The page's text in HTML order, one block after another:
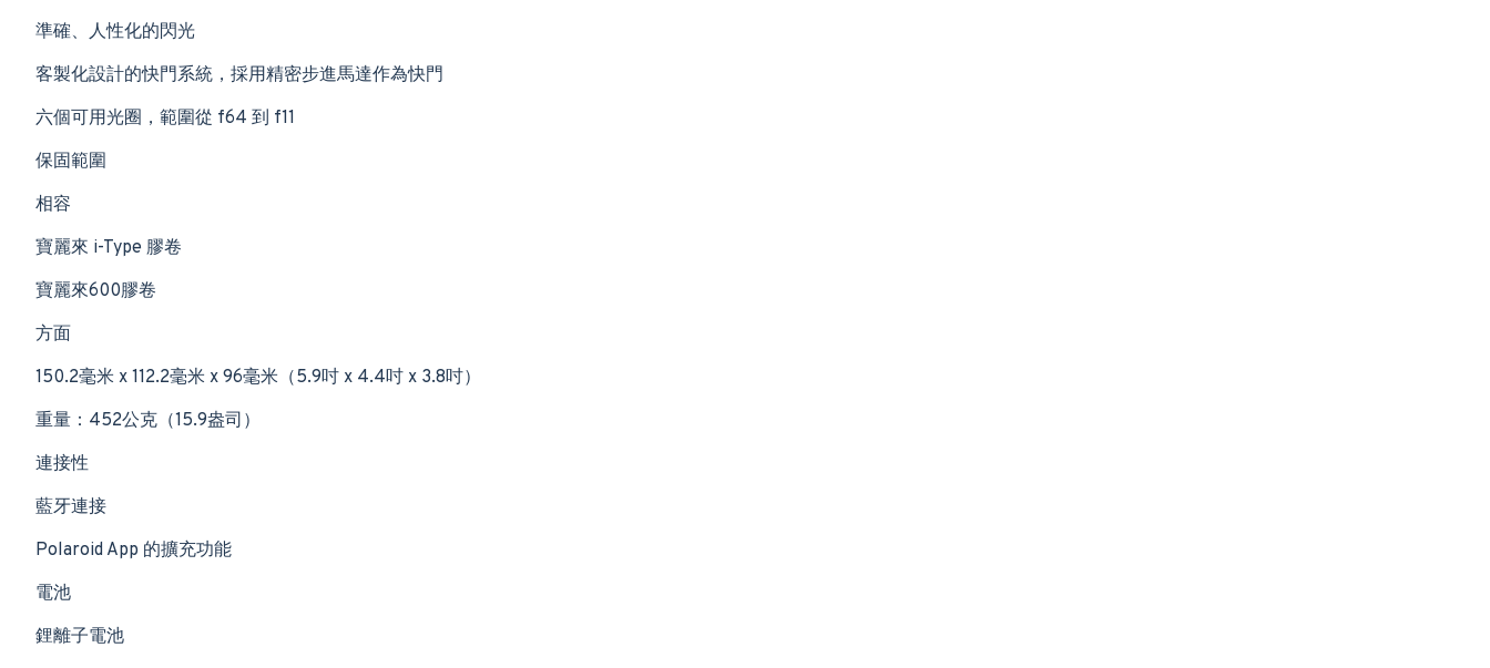
準確、人性化的閃光
客製化設計的快門系統，採用精密步進馬達作為快門
六個可用光圈，範圍從 f64 到 f11
保固範圍
相容
寶麗來 i-Type 膠卷
寶麗來600膠卷
方面
150.2毫米 x 112.2毫米 x 96毫米（5.9吋 x 4.4吋 x 3.8吋）
重量：452公克（15.9盎司）
連接性
藍牙連接
Polaroid App 的擴充功能
電池
鋰離子電池